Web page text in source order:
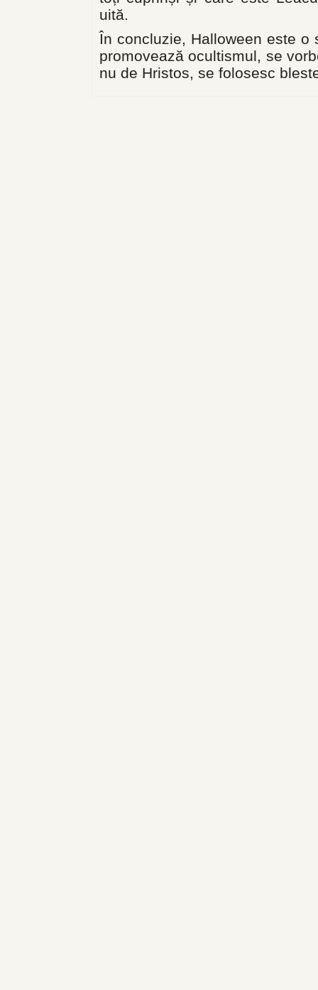
uită.
În concluzie, Halloween este o
promovează ocultismul, se
nu de Hristos, se folosesc